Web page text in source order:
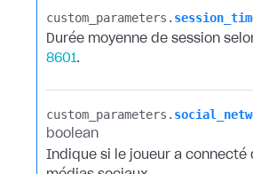
custom_parameters.​
Durée moyenne de session
8601.
custom_parameters.​
boolean
Indique si le joueur a connecté